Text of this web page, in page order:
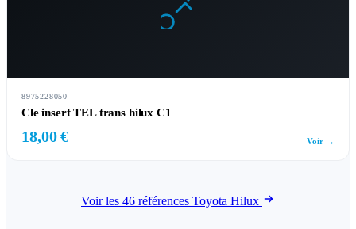
8975228050
Cle insert TEL trans hilux C1
18,00 € Voir →
Voir les 46 références Toyota Hilux